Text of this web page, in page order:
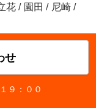
花 / 園田 / 尼崎 /
せ
９：００